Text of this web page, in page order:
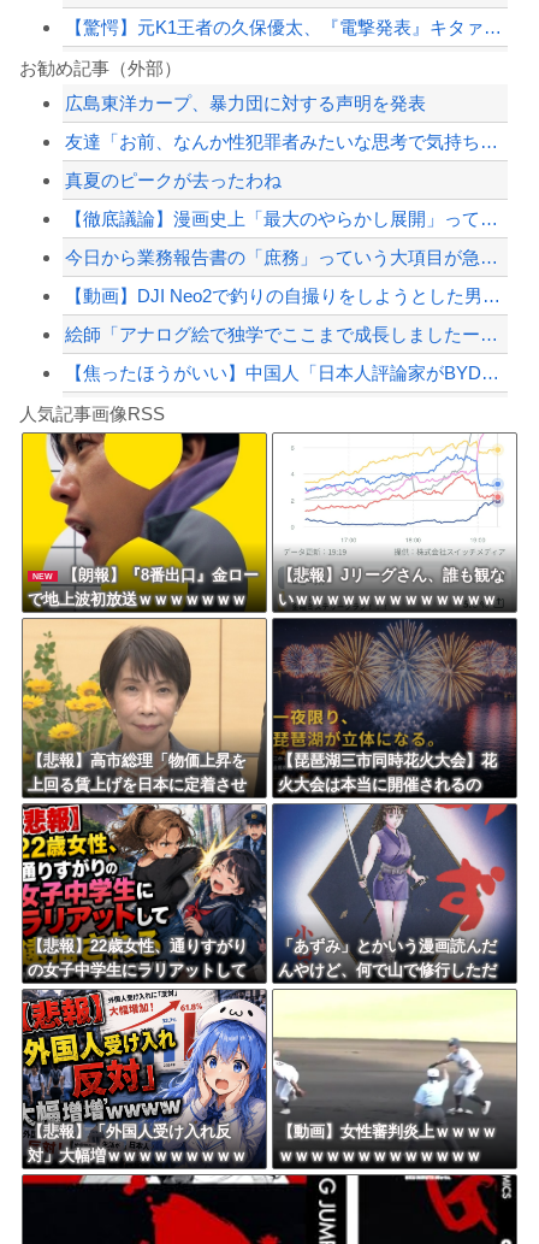
【驚愕】元K1王者の久保優太、『電撃発表』キタァアアアアアーーーーーー！！
PTA会長「PTA参加拒否した親へ最終警告。こうなってもいい？」
【朗報】『8番出口』金ローで地上波初放送ｗｗｗ
【配信者】「金バエ」のSNS更新が1週間途絶え、様々な憶測が飛び交う。1週間ぶり...
【緊急速報】NYで警官が黒人男性の首を絞め、暴動第二波不可避へ
Powered by livedoor 相互RSS
お勧め記事（外部）
広島東洋カープ、暴力団に対する声明を発表
友達「お前、なんか性犯罪者みたいな思考で気持ち悪いな」言われたわ
真夏のピークが去ったわね
【徹底議論】漫画史上「最大のやらかし展開」って結局なんだと思う？
今日から業務報告書の「庶務」っていう大項目が急に廃止されたんだけど意味不明すぎる
【動画】DJI Neo2で釣りの自撮りをしようとした男の悲劇（ノ∇`）
絵師「アナログ絵で独学でここまで成長しましたー！」→AIイラストだろと批判殺到→...
【焦ったほうがいい】中国人「日本人評論家がBYDのラッコの装備を褒めてるけど中国...
しんのすけ「ギアスを手に入れたゾ」
8/4のニュース
更新中止のお知らせ
海外「おめでとうタキ！」リヴァプール南野がバースデーゴール！！
Powered by livedoor 相互RSS
人気記事画像RSS
NEW
【朗報】『8番出口』金ロー
で地上波初放送ｗｗｗｗｗｗｗ
ｗｗｗｗｗｗ
【悲報】Jリーグさん、誰も観な
いｗｗｗｗｗｗｗｗｗｗｗｗｗ
ｗｗｗｗ
【悲報】高市総理「物価上昇を
上回る賃上げを日本に定着させ
る」 →国家公務員月給3.51％増
へ 地方公務員も追随する見通し
【琵琶湖三市同時花火大会】花
火大会は本当に開催されるの
か…ＨＰで観覧券販売も消防へ
の申請なし、３自治体は「関与
してない」と声明
【悲報】22歳女性、通りすがり
の女子中学生にラリアットして
逮捕されるｗｗｗｗｗｗｗｗｗ
ｗｗｗｗ
「あずみ」とかいう漫画読んだ
んやけど、何で山で修行しただ
けの子供達があんなに強いんや
【悲報】「外国人受け入れ反
対」大幅増ｗｗｗｗｗｗｗｗｗ
ｗｗｗｗｗｗｗｗｗ
【動画】女性審判炎上ｗｗｗｗ
ｗｗｗｗｗｗｗｗｗｗｗｗｗ